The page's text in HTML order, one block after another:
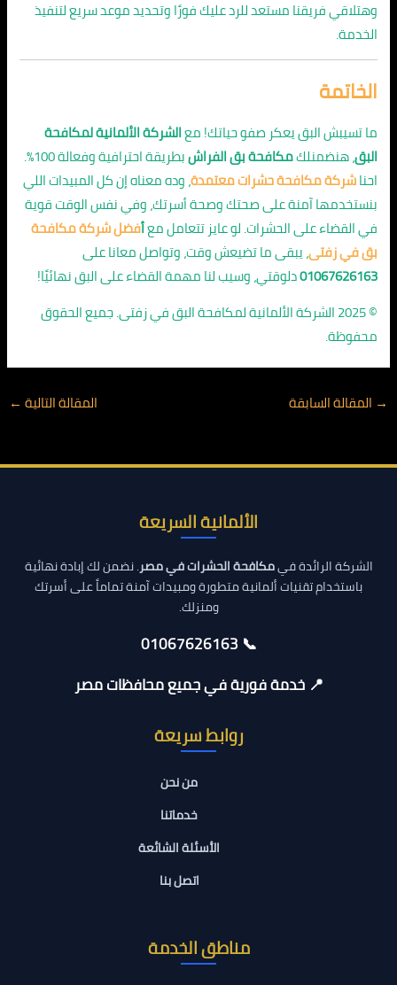
وهتلاقي فريقنا مستعد للرد عليك فورًا وتحديد موعد سريع لتنفيذ
الخدمة.
الخاتمة
ما تسيبش البق يعكر صفو حياتك! معالشركة الألمانية لمكافحة
البق، هنضمنلكمكافحة بق الفراش
بطريقة احترافية وفعالة 100%.
احناشركة مكافحة حشرات معتمدة، وده معناه إن كل المبيدات اللي
بنستخدمها آمنة على صحتك وصحة أسرتك، وفي نفس الوقت قوية
في القضاء على الحشرات. لو عايز تتعامل معأفضل شركة مكافحة
بق في زفتى، يبقى ما تضيعش وقت، وتواصل معانا على
01067626163دلوقتي، وسيب لنا مهمة القضاء على البق نهائيًا!
© 2025 الشركة الألمانية لمكافحة البق في زفتى. جميع الحقوق
محفوظة.
→ المقالة السابقة المقالة التالية ←
الألمانية السريعة
الشركة الرائدة فيمكافحة الحشرات في مصر. نضمن لك إبادة نهائية
باستخدام تقنيات ألمانية متطورة ومبيدات آمنة تماماً على أسرتك
ومنزلك.
📞 01067626163
📍 خدمة فورية في جميع محافظات مصر
روابط سريعة
من نحن
خدماتنا
الأسئلة الشائعة
اتصل بنا
مناطق الخدمة